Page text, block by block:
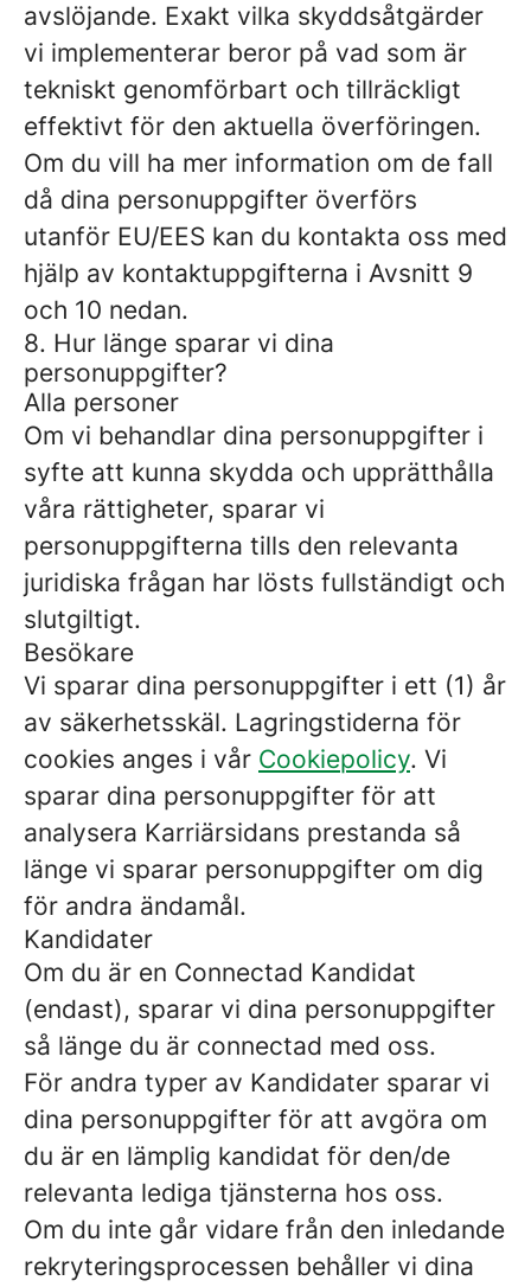
avslöjande. Exakt vilka skyddsåtgärder
vi implementerar beror på vad som är
tekniskt genomförbart och tillräckligt
effektivt för den aktuella överföringen.
Om du vill ha mer information om de fall
då dina personuppgifter överförs
utanför EU/EES kan du kontakta oss med
hjälp av kontaktuppgifterna i Avsnitt 9
och 10 nedan.
8. Hur länge sparar vi dina
personuppgifter?
Alla personer
Om vi ​​behandlar dina personuppgifter i
syfte att kunna skydda och upprätthålla
våra rättigheter, sparar vi
personuppgifterna tills den relevanta
juridiska frågan har lösts fullständigt och
slutgiltigt.
Besökare
Vi sparar dina personuppgifter i ett (1) år
av säkerhetsskäl. Lagringstiderna för
cookies anges i vår Cookiepolicy. Vi
sparar dina personuppgifter för att
analysera Karriärsidans prestanda så
länge vi sparar personuppgifter om dig
för andra ändamål.
Kandidater
Om du är en Connectad Kandidat
(endast), sparar vi dina personuppgifter
så länge du är connectad med oss.
För andra typer av Kandidater sparar vi
dina personuppgifter för att avgöra om
du är en lämplig kandidat för den/de
relevanta lediga tjänsterna hos oss.
Om du inte går vidare från den inledande
rekryteringsprocessen behåller vi dina